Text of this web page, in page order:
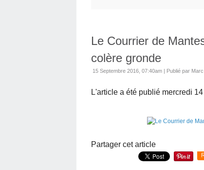
Le Courrier de
colère gronde
15 Septembre 2016, 07:40am | Publié par
L'article a été publié mercredi
Partager cet article